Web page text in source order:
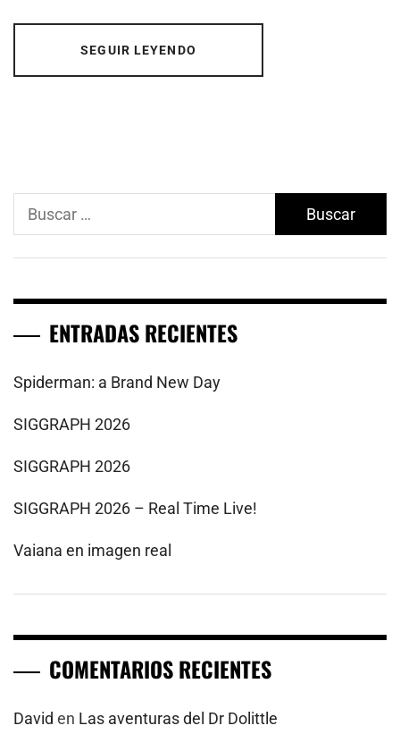
SEGUIR LEYENDO
Buscar:
ENTRADAS RECIENTES
Spiderman: a Brand New Day
SIGGRAPH 2026
SIGGRAPH 2026
SIGGRAPH 2026 – Real Time Live!
Vaiana en imagen real
COMENTARIOS RECIENTES
David en Las aventuras del Dr Dolittle